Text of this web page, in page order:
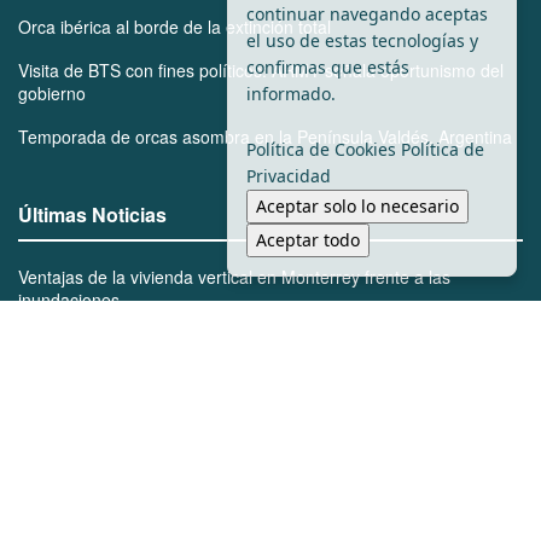
Orca ibérica al borde de la extinción total
Visita de BTS con fines políticos: ARMY señala oportunismo del
gobierno
Temporada de orcas asombra en la Península Valdés, Argentina
Últimas Noticias
Ventajas de la vivienda vertical en Monterrey frente a las
inundaciones
continuar navegando aceptas
el uso de estas tecnologías y
confirmas que estás
informado.
Política de Cookies Política de
Privacidad
Aceptar solo lo necesario
Aceptar todo